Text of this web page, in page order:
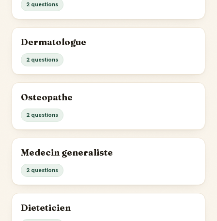
2 questions
Dermatologue
2 questions
Osteopathe
2 questions
Medecin generaliste
2 questions
Dieteticien